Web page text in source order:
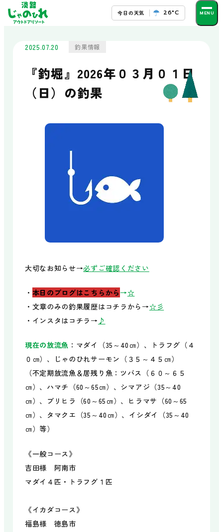
遊ぶ
フィッシングパーク
シーカヤック
ドルフィンアーチ
じゃのひれ乗馬クラブ
BBQガーデン
レストラン太公望
泊まる
オートキャンプ場
コテージ
エアストリーム
体験する
ミニタグアンディ
マリンクラフト
サウナ
朝ヨガ
予約・お問い合わせ今日の天気 26°C
2025.07.20 釣果情報
『釣堀』2026年０３月０１日
（日）の釣果
大切なお知らせ→必ずご確認ください
・ 本日のブログはこちらから →☆
・文章のみの釣果履歴はコチラから→☆彡
・インスタはコチラ→ ♪
現在の放流魚 ：マダイ（35～40㎝）、トラフグ（４
０㎝）、じゃのひれサーモン（３５～４５㎝）
（不定期放流魚＆居残り魚：ツバス（６０～６５
㎝）、ハマチ（60～65㎝）、シマアジ（35～40
㎝）、ブリヒラ（60～65㎝）、ヒラマサ（60～65
㎝）、タマクエ（35～40㎝）、イシダイ（35～40
㎝）等）
《一般コース》
吉田様 阿南市
マダイ４匹・トラフグ１匹
《イカダコース》
福島様 徳島市